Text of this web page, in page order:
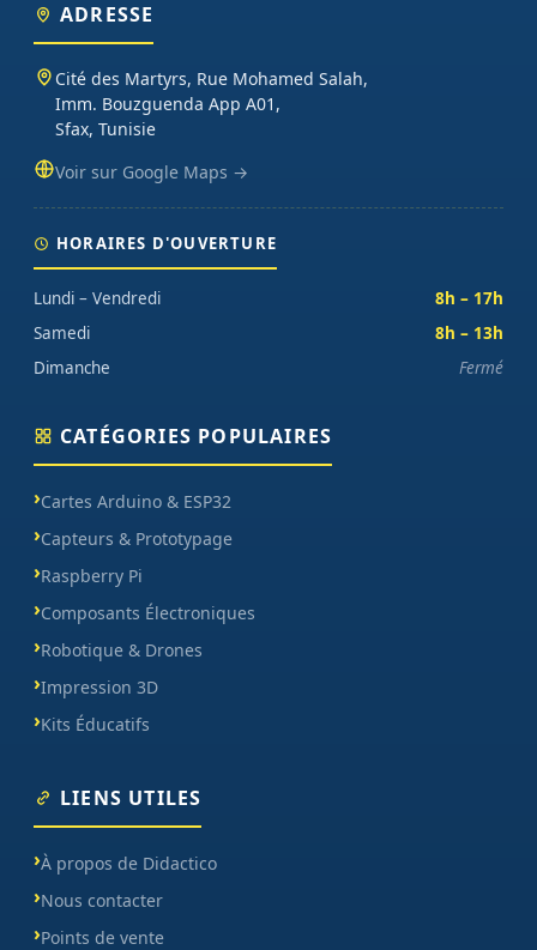
ADRESSE
Cité des Martyrs, Rue Mohamed Salah,
Imm. Bouzguenda App A01,
Sfax, Tunisie
Voir sur Google Maps →
HORAIRES D'OUVERTURE
Lundi – Vendredi
8h – 17h
Samedi
8h – 13h
Dimanche
Fermé
CATÉGORIES POPULAIRES
Cartes Arduino & ESP32
Capteurs & Prototypage
Raspberry Pi
Composants Électroniques
Robotique & Drones
Impression 3D
Kits Éducatifs
LIENS UTILES
À propos de Didactico
Nous contacter
Points de vente